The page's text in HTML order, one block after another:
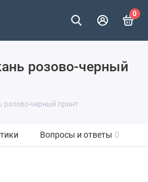
0
розово-черный
розово-черный принт
Вопросы и ответы 0